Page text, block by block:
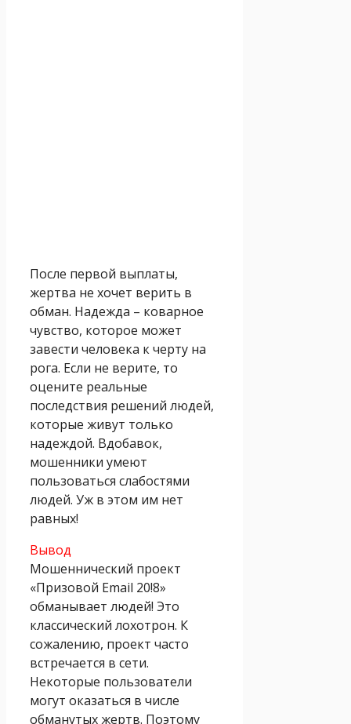
После первой выплаты,
жертва не хочет верить в
обман. Надежда – коварное
чувство, которое может
завести человека к черту на
рога. Если не верите, то
оцените реальные
последствия решений людей,
которые живут только
надеждой. Вдобавок,
мошенники умеют
пользоваться слабостями
людей. Уж в этом им нет
равных!
Вывод
Мошеннический проект
«Призовой Email 20!8»
обманывает людей! Это
классический лохотрон. К
сожалению, проект часто
встречается в сети.
Некоторые пользователи
могут оказаться в числе
обманутых жертв. Поэтому